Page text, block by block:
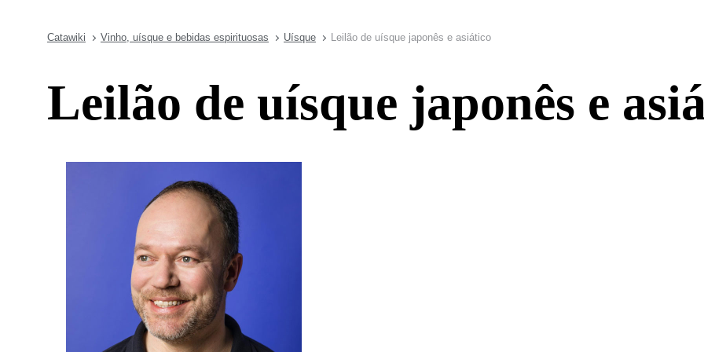
Catawiki Vinho, uísque e bebidas espirituosas Uísque Leilão de uísque japonês e asiático
Leilão de uísque japonês e